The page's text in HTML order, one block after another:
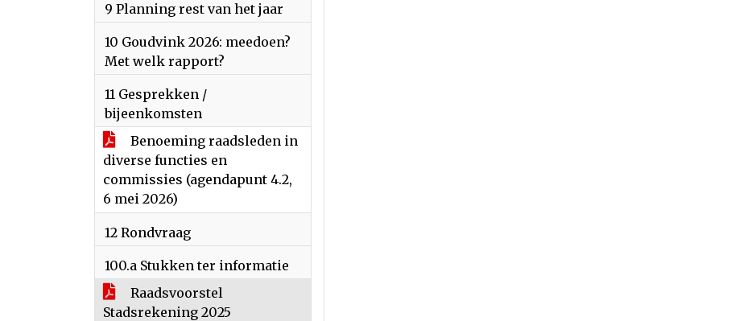
9 Planning rest van het jaar
10 Goudvink 2026: meedoen?
Met welk rapport?
11 Gesprekken /
bijeenkomsten
Benoeming raadsleden in
diverse functies en
commissies (agendapunt 4.2,
6 mei 2026)
12 Rondvraag
100.a Stukken ter informatie
Raadsvoorstel
Stadsrekening 2025